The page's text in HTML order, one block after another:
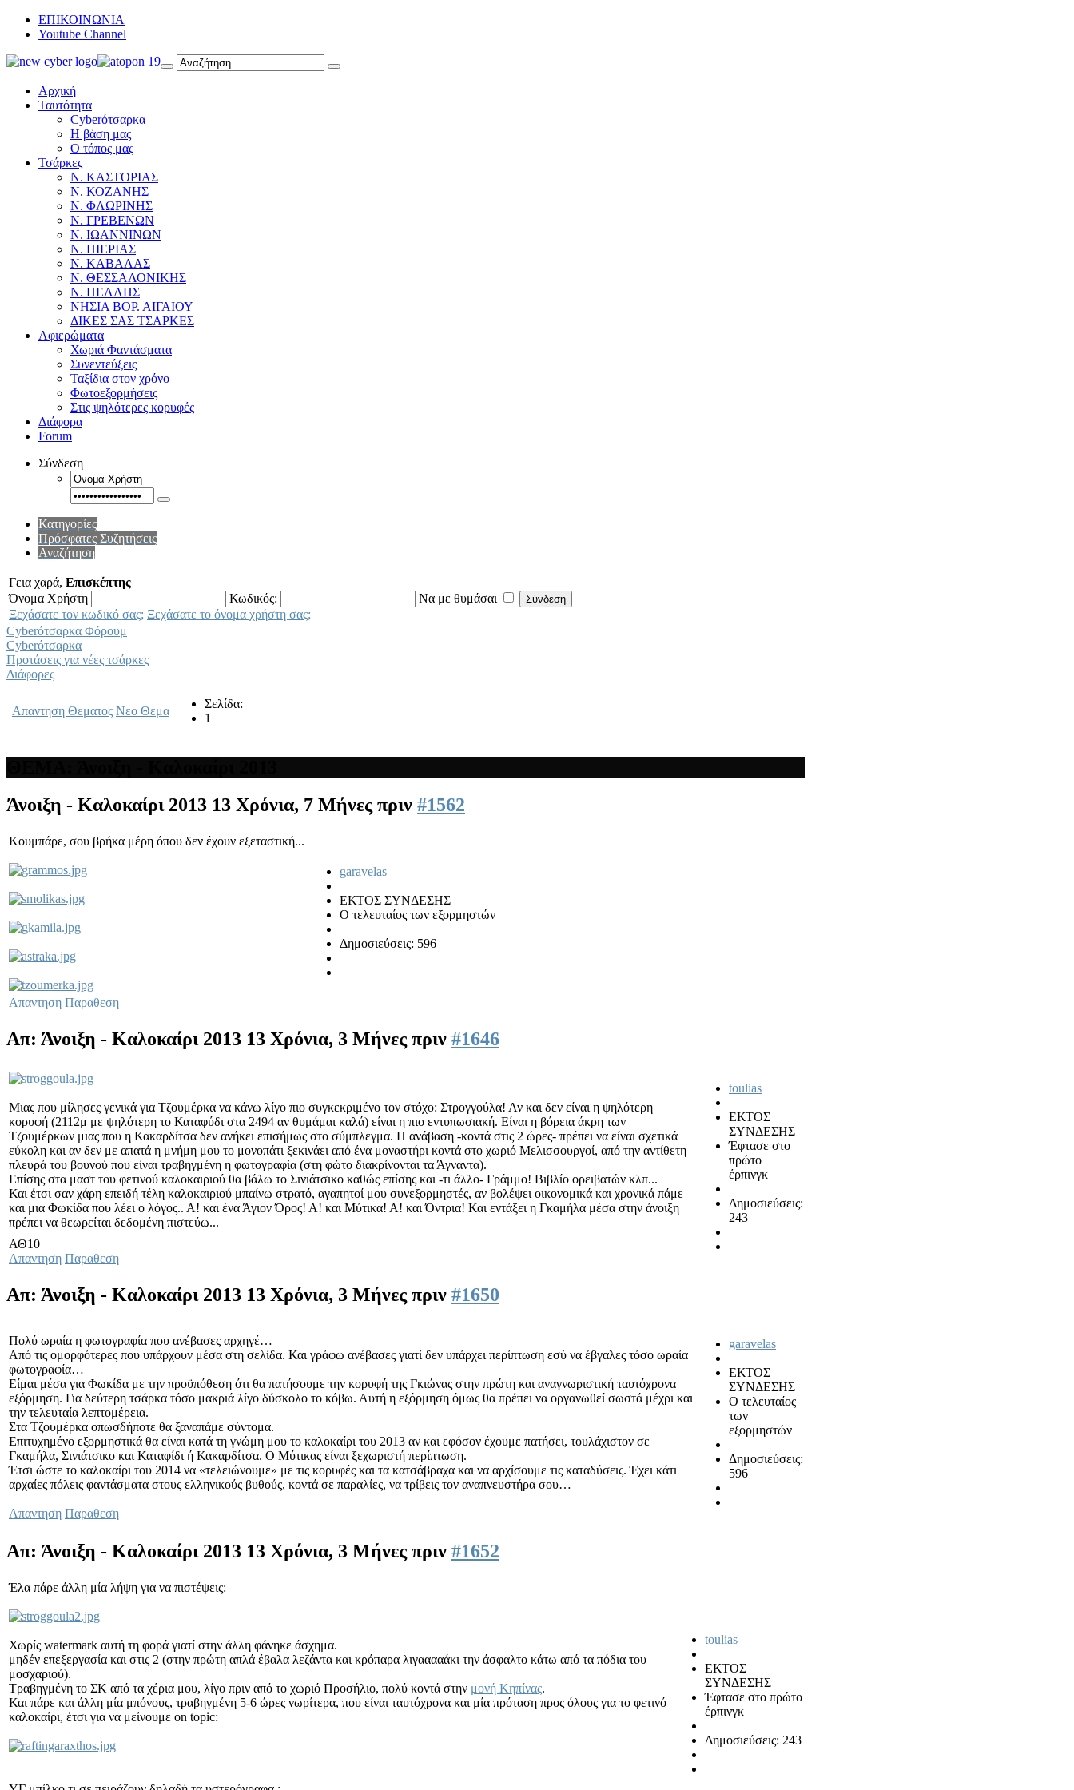
ΕΠΙΚΟΙΝΩΝΙΑ
Youtube Channel
Αρχική
Ταυτότητα
Cyberότσαρκα
Η βάση μας
Ο τόπος μας
Τσάρκες
Ν. ΚΑΣΤΟΡΙΑΣ
Ν. ΚΟΖΑΝΗΣ
Ν. ΦΛΩΡΙΝΗΣ
Ν. ΓΡΕΒΕΝΩΝ
Ν. ΙΩΑΝΝΙΝΩΝ
Ν. ΠΙΕΡΙΑΣ
Ν. ΚΑΒΑΛΑΣ
Ν. ΘΕΣΣΑΛΟΝΙΚΗΣ
Ν. ΠΕΛΛΗΣ
ΝΗΣΙΑ ΒΟΡ. ΑΙΓΑΙΟΥ
ΔΙΚΕΣ ΣΑΣ ΤΣΑΡΚΕΣ
Αφιερώματα
Χωριά Φαντάσματα
Συνεντεύξεις
Ταξίδια στον χρόνο
Φωτοεξορμήσεις
Στις ψηλότερες κορυφές
Διάφορα
Forum
Σύνδεση
Κατηγορίες
Πρόσφατες Συζητήσεις
Αναζήτηση
Γεια χαρά, Επισκέπτης
Όνομα Χρήστη
Κωδικός:
Να με θυμάσαι
Ξεχάσατε τον κωδικό σας; Ξεχάσατε το όνομα χρήστη σας;
Cyberότσαρκα Φόρουμ
Cyberότσαρκα
Προτάσεις για νέες τσάρκες
Διάφορες
Απαντηση Θεματος Νεο Θεμα
Σελίδα:
1
Άνοιξη - Καλοκαίρι 2013 13 Χρόνια, 7 Μήνες πριν #1562
Κουμπάρε, σου βρήκα μέρη όπου δεν έχουν εξεταστική...
garavelas
ΕΚΤΟΣ ΣΥΝΔΕΣΗΣ
Ο τελευταίος των εξορμηστών
Δημοσιεύσεις: 596
Απαντηση Παραθεση
Απ: Άνοιξη - Καλοκαίρι 2013 13 Χρόνια, 3 Μήνες πριν #1646
Μιας που μίλησες γενικά για Τζουμέρκα να κάνω λίγο πιο συγκεκριμένο τον στόχο: Στρογγούλα! Αν και δεν είναι η ψηλότερη
κορυφή (2112μ με ψηλότερη το Καταφύδι στα 2494 αν θυμάμαι καλά) είναι η πιο εντυπωσιακή. Είναι η βόρεια άκρη των
Τζουμέρκων μιας που η Κακαρδίτσα δεν ανήκει επισήμως στο σύμπλεγμα. Η ανάβαση -κοντά στις 2 ώρες- πρέπει να είναι σχετικά
εύκολη και αν δεν με απατά η μνήμη μου το μονοπάτι ξεκινάει από ένα μοναστήρι κοντά στο χωριό Μελισσουργοί, από την αντίθετη
πλευρά του βουνού που είναι τραβηγμένη η φωτογραφία (στη φώτο διακρίνονται τα Άγναντα).
Επίσης στα μαστ του φετινού καλοκαιριού θα βάλω το Σινιάτσικο καθώς επίσης και -τι άλλο- Γράμμο! Βιβλίο ορειβατών κλπ...
Και έτσι σαν χάρη επειδή τέλη καλοκαιριού μπαίνω στρατό, αγαπητοί μου συνεξορμηστές, αν βολέψει οικονομικά και χρονικά πάμε
και μια Φωκίδα που λέει ο λόγος.. Α! και ένα Άγιον Όρος! Α! και Μύτικα! Α! και Όντρια! Και εντάξει η Γκαμήλα μέσα στην άνοιξη
πρέπει να θεωρείται δεδομένη πιστεύω...
toulias
ΕΚΤΟΣ
ΣΥΝΔΕΣΗΣ
Έφτασε στο
πρώτο
έρπινγκ
Δημοσιεύσεις:
243
ΑΘ10
Απαντηση Παραθεση
Απ: Άνοιξη - Καλοκαίρι 2013 13 Χρόνια, 3 Μήνες πριν #1650
Πολύ ωραία η φωτογραφία που ανέβασες αρχηγέ…
Από τις ομορφότερες που υπάρχουν μέσα στη σελίδα. Και γράφω ανέβασες γιατί δεν υπάρχει περίπτωση εσύ να έβγαλες τόσο ωραία
φωτογραφία…
Είμαι μέσα για Φωκίδα με την προϋπόθεση ότι θα πατήσουμε την κορυφή της Γκιώνας στην πρώτη και αναγνωριστική ταυτόχρονα
εξόρμηση. Για δεύτερη τσάρκα τόσο μακριά λίγο δύσκολο το κόβω. Αυτή η εξόρμηση όμως θα πρέπει να οργανωθεί σωστά μέχρι και
την τελευταία λεπτομέρεια.
Στα Τζουμέρκα οπωσδήποτε θα ξαναπάμε σύντομα.
Επιτυχημένο εξορμηστικά θα είναι κατά τη γνώμη μου το καλοκαίρι του 2013 αν και εφόσον έχουμε πατήσει, τουλάχιστον σε
Γκαμήλα, Σινιάτσικο και Καταφίδι ή Κακαρδίτσα. Ο Μύτικας είναι ξεχωριστή περίπτωση.
Έτσι ώστε το καλοκαίρι του 2014 να «τελειώνουμε» με τις κορυφές και τα κατσάβραχα και να αρχίσουμε τις καταδύσεις. Έχει κάτι
αρχαίες πόλεις φαντάσματα στους ελληνικούς βυθούς, κοντά σε παραλίες, να τρίβεις τον αναπνευστήρα σου…
garavelas
ΕΚΤΟΣ
ΣΥΝΔΕΣΗΣ
Ο τελευταίος
των
εξορμηστών
Δημοσιεύσεις:
596
Απαντηση Παραθεση
Απ: Άνοιξη - Καλοκαίρι 2013 13 Χρόνια, 3 Μήνες πριν #1652
Έλα πάρε άλλη μία λήψη για να πιστέψεις:
Χωρίς watermark αυτή τη φορά γιατί στην άλλη φάνηκε άσχημα.
μηδέν επεξεργασία και στις 2 (στην πρώτη απλά έβαλα λεζάντα και κρόπαρα λιγααααάκι την άσφαλτο κάτω από τα πόδια του
μοσχαριού).
Τραβηγμένη το ΣΚ από τα χέρια μου, λίγο πριν από το χωριό Προσήλιο, πολύ κοντά στην μονή Κηπίνας.
Και πάρε και άλλη μία μπόνους, τραβηγμένη 5-6 ώρες νωρίτερα, που είναι ταυτόχρονα και μία πρόταση προς όλους για το φετινό
καλοκαίρι, έτσι για να μείνουμε on topic:
toulias
ΕΚΤΟΣ
ΣΥΝΔΕΣΗΣ
Έφτασε στο πρώτο
έρπινγκ
Δημοσιεύσεις: 243